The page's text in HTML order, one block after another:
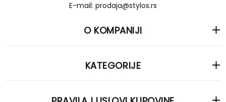
E-mail: prodaja@stylos.rs
O KOMPANIJI
KATEGORIJE